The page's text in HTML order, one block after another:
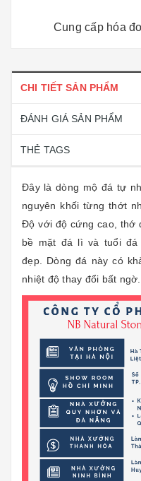
Cung cấp hóa
CHI TIẾT SẢN PHẨM
ĐÁNH GIÁ SẢN PHẨM
THẺ TAGS
Đây là dòng mộ đá tự
nguyên khối từng thớt
Độ với độ cứng cao, thớ
bề mặt đá lì và tuổi
đẹp. Dòng đá này có
nhiệt độ thay đổi bất ngờ.